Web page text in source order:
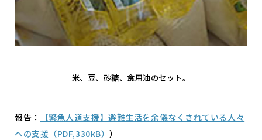
米、豆、砂糖、食用油のセット。
報告：
【緊急人道支援】避難生活を余儀なくされている人々
への支援（PDF,330kB））